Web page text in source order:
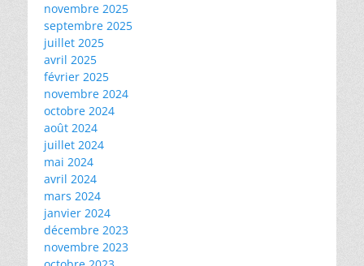
novembre 2025
septembre 2025
juillet 2025
avril 2025
février 2025
novembre 2024
octobre 2024
août 2024
juillet 2024
mai 2024
avril 2024
mars 2024
janvier 2024
décembre 2023
novembre 2023